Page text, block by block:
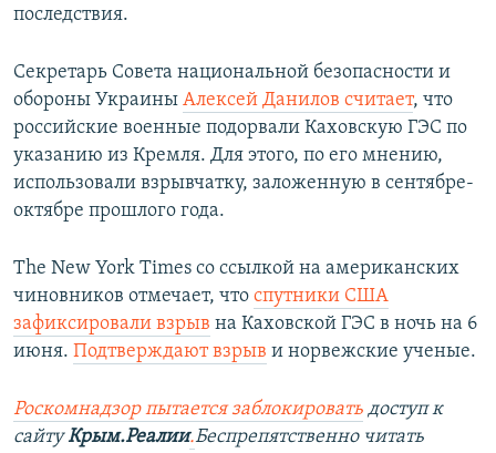
последствия.
Секретарь Совета национальной безопасности и
обороны Украины Алексей Данилов считает, что
российские военные подорвали Каховскую ГЭС по
указанию из Кремля. Для этого, по его мнению,
использовали взрывчатку, заложенную в сентябре-
октябре прошлого года.
The New York Times со ссылкой на американских
чиновников отмечает, что спутники США
зафиксировали взрыв на Каховской ГЭС в ночь на 6
июня. Подтверждают взрыв и норвежские ученые.
Роскомнадзор пытается заблокировать доступ к
сайтуКрым.Реалии.Беспрепятственно читать